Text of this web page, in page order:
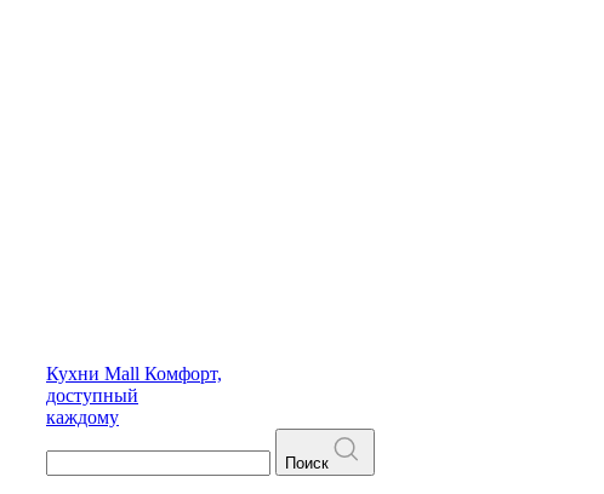
Кухни Mall Комфорт,
доступный
каждому
Поиск